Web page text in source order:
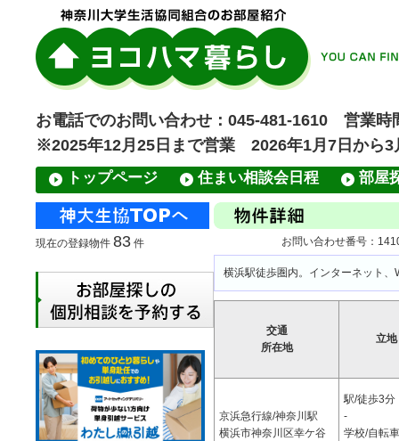
お電話でのお問い合わせ：045-481-1610 営
※2025年12月25日まで営業 2026年1月7日から
トップページ 住まい相談会日程 部屋
お問い合わせ番号：
横浜駅徒歩圏内。インターネット
交通
所在地
立地
京浜急行線/神奈川駅
横浜市神奈川区幸ケ谷
駅/徒歩3分
-
学校/自転
現在の登録物件 83 件